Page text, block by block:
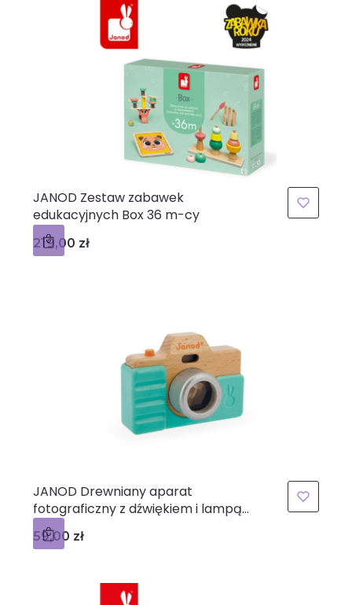
JANOD Zestaw zabawek
edukacyjnych Box 36 m-cy
Cena
219,00 zł
JANOD Drewniany aparat
fotograficzny z dźwiękiem i lampą
błyskową 18 m+
Cena
59,00 zł